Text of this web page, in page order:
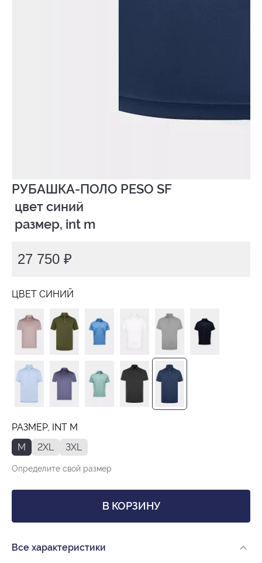
РУБАШКА-ПОЛО PESO SF
размер, int m
27 750 ₽
ЦВЕТ СИНИЙ
РАЗМЕР, INT M
M
2XL 3XL
Определите свой размер
В КОРЗИНУ
Все характеристики